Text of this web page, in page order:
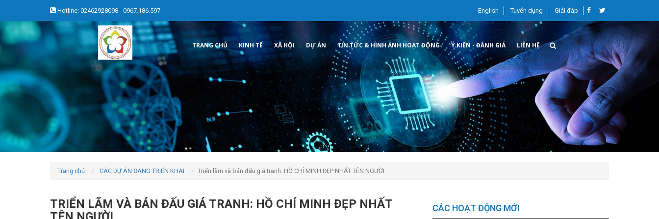
Hotline: 02462928098 - 0967.186.597 English Tuyển dụng Giải đáp
TRANG CHỦ KINH TẾ XÃ HỘI DỰ ÁN TIN TỨC & HÌNH ẢNH HOẠT ĐỘNG Ý KIẾN - ĐÁNH GIÁ LIÊN HỆ
Trang chủ CÁC DỰ ÁN ĐANG TRIỂN KHAI Triển lãm và bán đấu giá tranh: HỒ CHÍ MINH ĐẸP NHẤT TÊN NGƯỜI
TRIỂN LÃM VÀ BÁN ĐẤU GIÁ TRANH: HỒ CHÍ MINH ĐẸP NHẤT
CÁC HOẠT ĐỘNG MỚI